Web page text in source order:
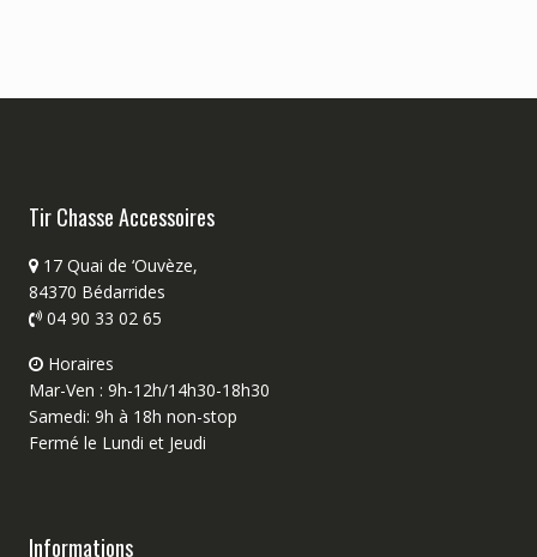
Tir Chasse Accessoires
17 Quai de ‘Ouvèze,
84370 Bédarrides
04 90 33 02 65
Horaires
Mar-Ven : 9h-12h/14h30-18h30
Samedi: 9h à 18h non-stop
Fermé le Lundi et Jeudi
Informations